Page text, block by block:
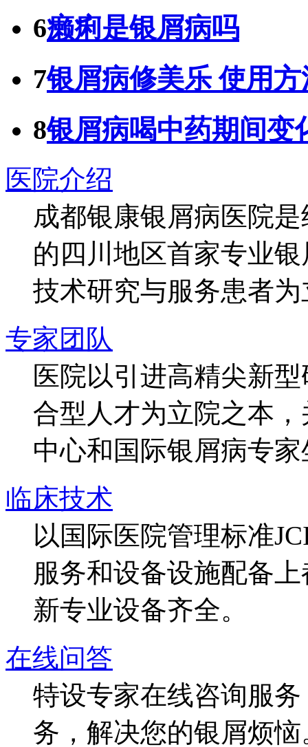
6癞痢是银屑病吗
7银屑病修美乐 使用方
8银屑病喝中药期间变
医院介绍
成都银康银屑病医院
的四川地区首家专业
技术研究与服务患者
专家团队
医院以引进高精尖新
合型人才为立院之本
中心和国际银屑病专
临床技术
以国际医院管理标准
服务和设备设施配备
新专业设备齐全。
在线问答
特设专家在线咨询服
务，解决您的银屑烦恼